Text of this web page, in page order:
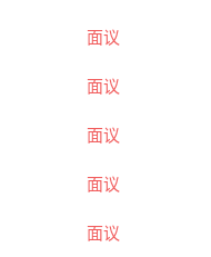
面议
面议
面议
面议
面议